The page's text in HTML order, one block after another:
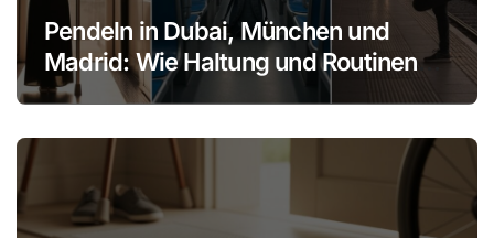
Pendeln in Dubai, München und
Madrid: Wie Haltung und Routinen
den Körper schonen